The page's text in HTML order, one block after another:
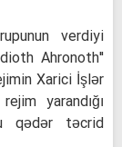
verdiyi
Ahronoth"
Xarici İşlər
yarandığı
qədər təcrid